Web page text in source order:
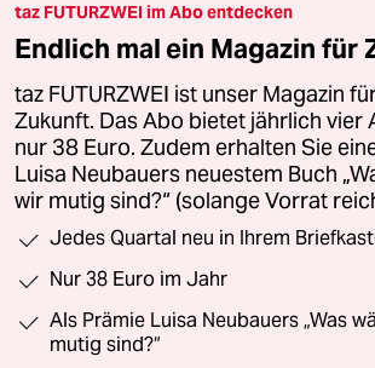
taz FUTURZWEI im Abo entdecken
Endlich mal ein Magazin für
taz FUTURZWEI ist unser Magazin
Zukunft. Das Abo bietet jährlich vier
nur 38 Euro. Zudem erhalten Sie
Luisa Neubauers neuestem Buch
wir mutig sind?“ (solange Vorrat
Jedes Quartal neu in Ihrem
Nur 38 Euro im Jahr
Als Prämie Luisa Neubauers „Was
mutig sind?“